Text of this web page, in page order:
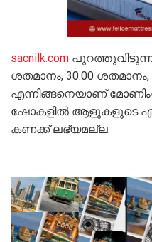
sacnilk.com പുറത്തുവിടുന്ന
ശതമാനം, 30.00
എന്നിങ്ങനെയാണ്
ഷോകളിൽ ആളുകളുടെ
കണക്ക് ലഭ്യമല്ല.